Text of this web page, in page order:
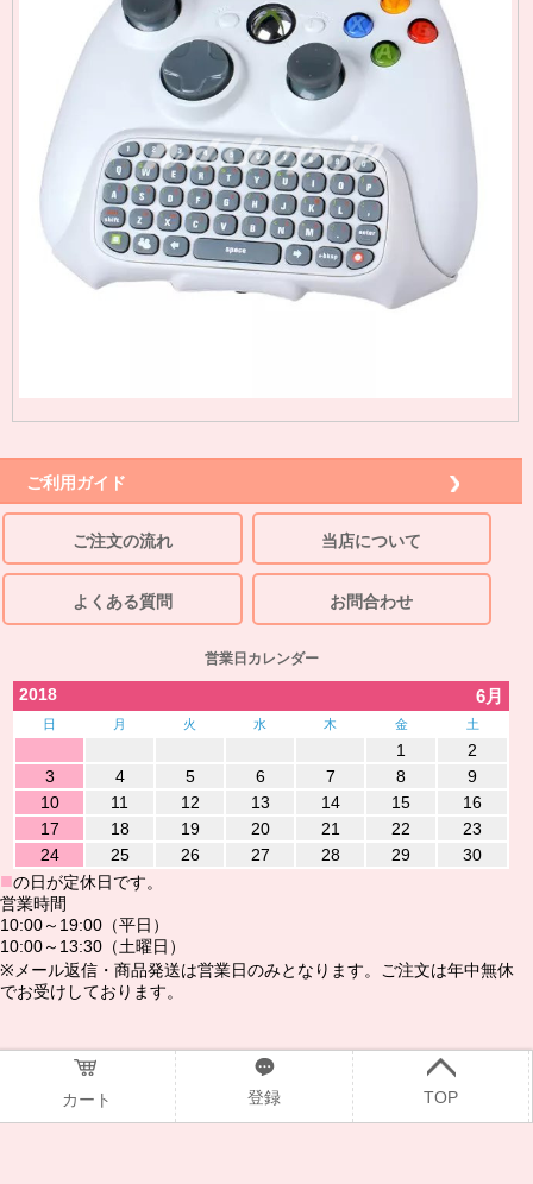
カート 登録 TOP
ご利用ガイド
ご注文の流れ 当店について
よくある質問 お問合わせ
営業日カレンダー
2018 6月
日 月 火 水 木 金 土
1
2
3
4 5 6 7 8
9
10
11 12 13 14 15
16
17
18 19 20 21 22
23
24
25 26 27 28 29 30
■の日が定休日です。
営業時間
10:00～19:00（平日）
10:00～13:30（土曜日）
※メール返信・商品発送は営業日のみとなります。ご注文は年中無休
でお受けしております。
@2016www.ndshop.jp